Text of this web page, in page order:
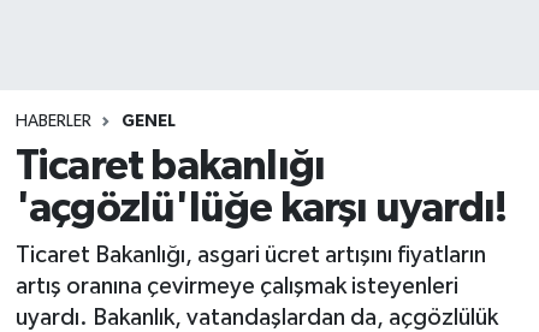
HABERLER GENEL
Ticaret bakanlığı
'açgözlü'lüğe karşı uyardı!
Ticaret Bakanlığı, asgari ücret artışını fiyatların
artış oranına çevirmeye çalışmak isteyenleri
uyardı. Bakanlık, vatandaşlardan da, açgözlülük
Tüm Manşetler
Son Dakika Haberleri
Haber Arşivi